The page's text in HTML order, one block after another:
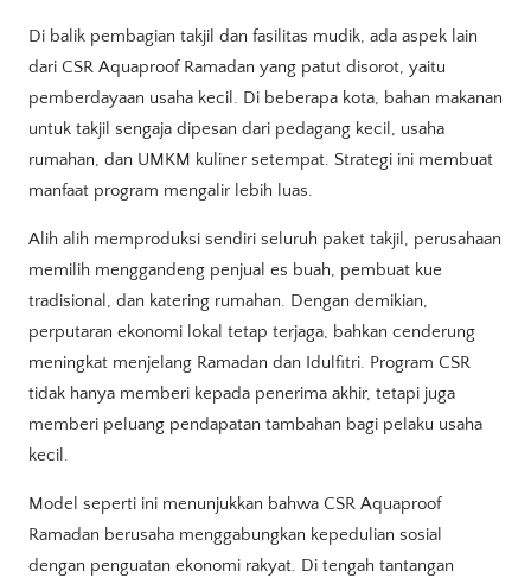
Di balik pembagian takjil dan fasilitas mudik, ada aspek lain
dari CSR Aquaproof Ramadan yang patut disorot, yaitu
pemberdayaan usaha kecil. Di beberapa kota, bahan makanan
untuk takjil sengaja dipesan dari pedagang kecil, usaha
rumahan, dan UMKM kuliner setempat. Strategi ini membuat
manfaat program mengalir lebih luas.
Alih alih memproduksi sendiri seluruh paket takjil, perusahaan
memilih menggandeng penjual es buah, pembuat kue
tradisional, dan katering rumahan. Dengan demikian,
perputaran ekonomi lokal tetap terjaga, bahkan cenderung
meningkat menjelang Ramadan dan Idulfitri. Program CSR
tidak hanya memberi kepada penerima akhir, tetapi juga
memberi peluang pendapatan tambahan bagi pelaku usaha
kecil.
Model seperti ini menunjukkan bahwa CSR Aquaproof
Ramadan berusaha menggabungkan kepedulian sosial
dengan penguatan ekonomi rakyat. Di tengah tantangan